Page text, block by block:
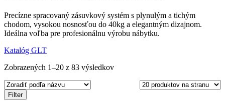
Precízne spracovaný zásuvkový systém s plynulým a tichým
chodom, vysokou nosnosťou do 40kg a elegantným dizajnom.
Ideálna voľba pre profesionálnu výrobu nábytku.
Katalóg GLT
Zobrazených 1–20 z 83 výsledkov
Filter